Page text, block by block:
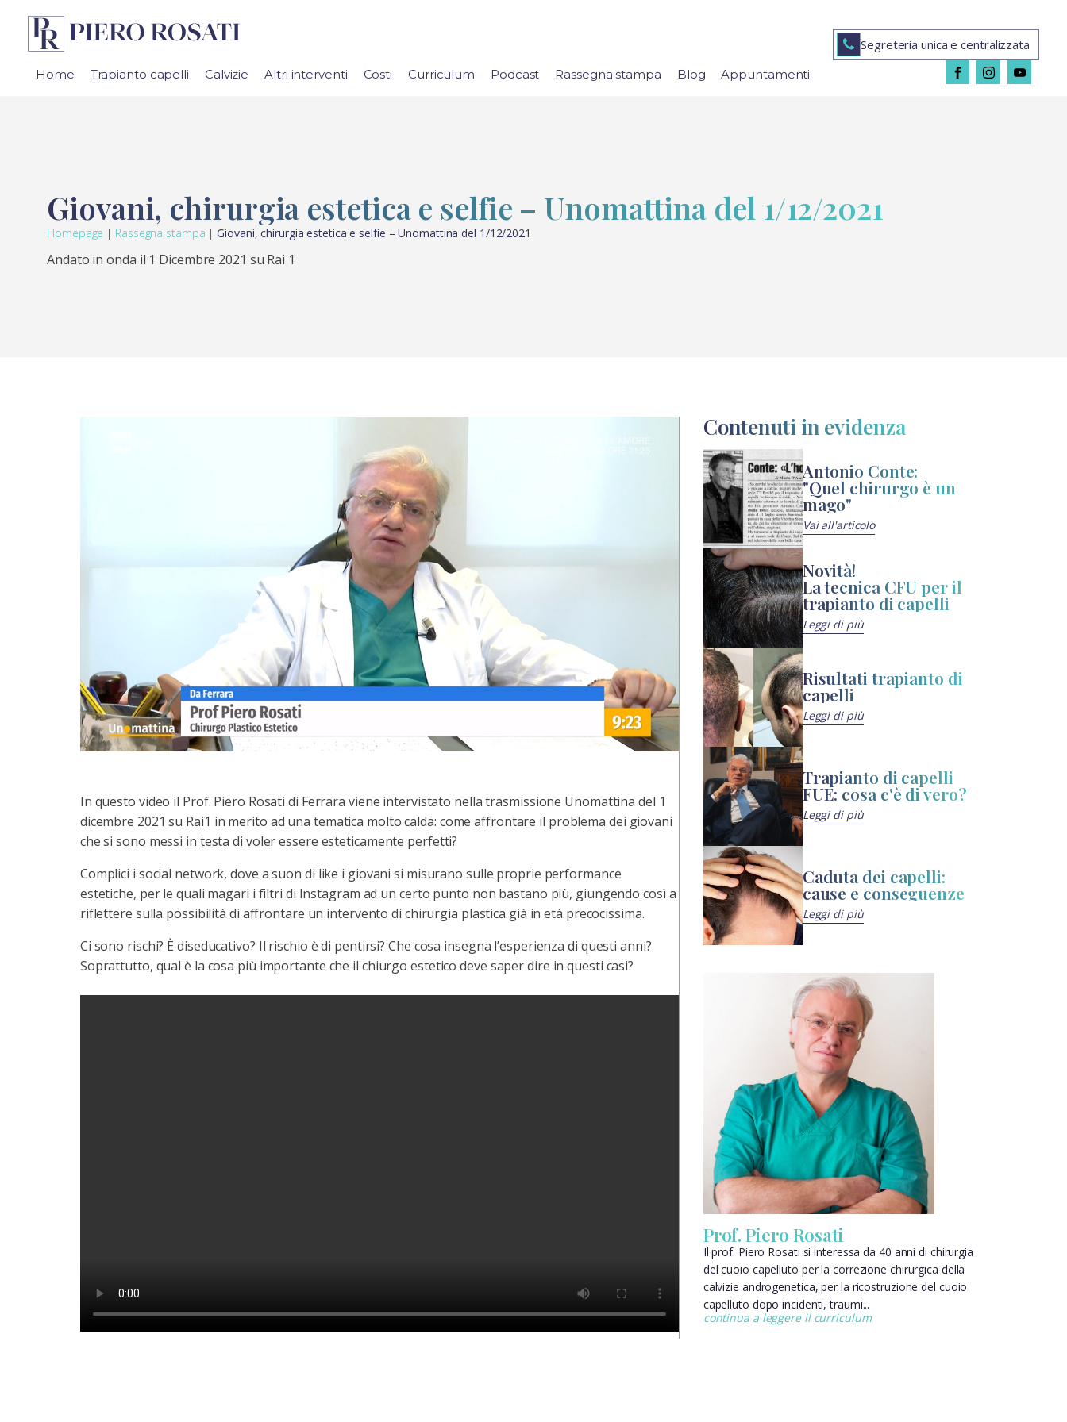
Home Trapianto capelli Calvizie Altri interventi Costi Curriculum Podcast Rassegna stampa Blog Appuntamenti
Segreteria unica e centralizzata
Giovani, chirurgia estetica e selfie – Unomattina del 1/12/2021
Homepage | Rassegna stampa |Giovani, chirurgia estetica e selfie – Unomattina del 1/12/2021
Andato in onda il 1 Dicembre 2021 su Rai 1
In questo video il Prof. Piero Rosati di Ferrara viene intervistato nella trasmissione Unomattina del 1
dicembre 2021 su Rai1 in merito ad una tematica molto calda: come affrontare il problema dei giovani
che si sono messi in testa di voler essere esteticamente perfetti?
Complici i social network, dove a suon di like i giovani si misurano sulle proprie performance
estetiche, per le quali magari i filtri di Instagram ad un certo punto non bastano più, giungendo così a
riflettere sulla possibilità di affrontare un intervento di chirurgia plastica già in età precocissima.
Ci sono rischi? È diseducativo? Il rischio è di pentirsi? Che cosa insegna l’esperienza di questi anni?
Soprattutto, qual è la cosa più importante che il chiurgo estetico deve saper dire in questi casi?
Contenuti in evidenza
Antonio Conte:
"Quel chirurgo è un
mago"
Vai all'articolo
Novità!
La tecnica CFU per il
trapianto di capelli
Leggi di più
Risultati trapianto di
capelli
Leggi di più
Trapianto di capelli
FUE: cosa c'è di vero?
Leggi di più
Caduta dei capelli:
cause e conseguenze
Leggi di più
Prof. Piero Rosati
Il prof. Piero Rosati si interessa da 40 anni di chirurgia
del cuoio capelluto per la correzione chirurgica della
calvizie androgenetica, per la ricostruzione del cuoio
capelluto dopo incidenti, traumi...
continua a leggere il curriculum